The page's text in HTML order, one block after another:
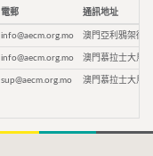
電郵 通訊地址
info@aecm.org.mo 澳門亞利鴉架街9
info@aecm.org.mo 澳門慕拉士大馬
sup@aecm.org.mo 澳門慕拉士大馬